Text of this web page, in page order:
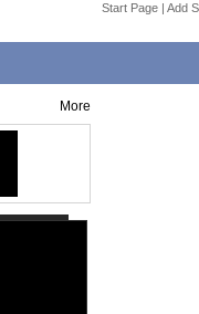
Start Page | Add
More